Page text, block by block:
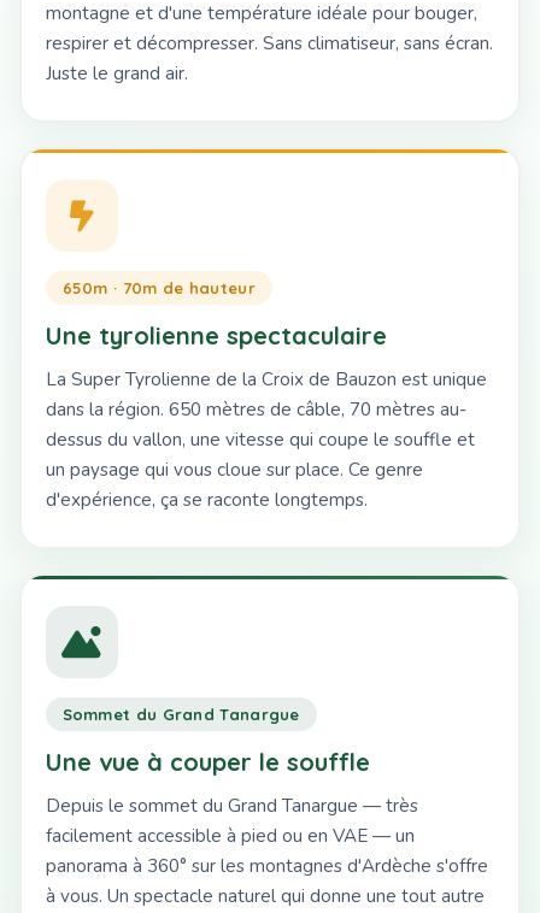
montagne et d'une température idéale pour bouger,
respirer et décompresser. Sans climatiseur, sans écran.
Juste le grand air.
650m · 70m de hauteur
Une tyrolienne spectaculaire
La Super Tyrolienne de la Croix de Bauzon est unique
dans la région. 650 mètres de câble, 70 mètres au-
dessus du vallon, une vitesse qui coupe le souffle et
un paysage qui vous cloue sur place. Ce genre
d'expérience, ça se raconte longtemps.
Sommet du Grand Tanargue
Une vue à couper le souffle
Depuis le sommet du Grand Tanargue — très
facilement accessible à pied ou en VAE — un
panorama à 360° sur les montagnes d'Ardèche s'offre
à vous. Un spectacle naturel qui donne une tout autre